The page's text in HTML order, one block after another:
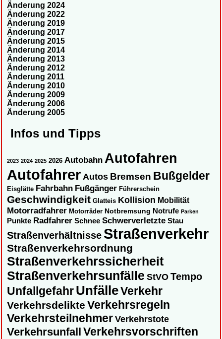
Änderung 2024
Änderung 2022
Änderung 2019
Änderung 2017
Änderung 2015
Änderung 2014
Änderung 2013
Änderung 2012
Änderung 2011
Änderung 2010
Änderung 2009
Änderung 2006
Änderung 2005
Infos und Tipps
2023 2024 2025 2026 Autobahn Autofahren
AutofahrerAutos Bremsen Bußgelder
Eisglätte Fahrbahn Fußgänger Führerschein
Geschwindigkeit Glatteis Kollision Mobilität
Motorradfahrer Motorräder Notbremsung Notrufe Parken
Punkte Radfahrer Schnee Schwerverletzte Stau
Straßenverhältnisse Straßenverkehr
Straßenverkehrsordnung
Straßenverkehrssicherheit
Straßenverkehrsunfälle StVOTempo
UnfallgefahrUnfälleVerkehr
Verkehrsdelikte Verkehrsregeln
Verkehrsteilnehmer Verkehrstote
Verkehrsunfall Verkehrsvorschriften